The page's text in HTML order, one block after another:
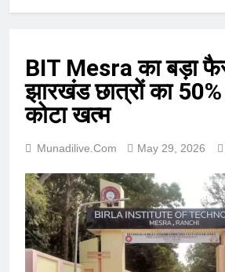
BIT Mesra का बड़ा
झारखंड छात्रों का
कोटा खत्म
Munadilive.com May 29, 2026